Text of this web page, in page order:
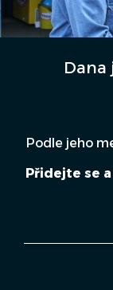
Dana
Podle jeho
Přidejte se